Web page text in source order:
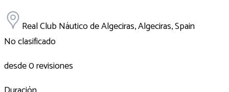
Real Club Náutico de Algeciras, Algeciras, Spain
No clasificado
desde 0 revisiones